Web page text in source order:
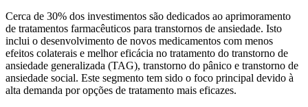
Cerca de 30% dos investimentos são dedicados ao aprimoramento
de tratamentos farmacêuticos para transtornos de ansiedade. Isto
inclui o desenvolvimento de novos medicamentos com menos
efeitos colaterais e melhor eficácia no tratamento do transtorno de
ansiedade generalizada (TAG), transtorno do pânico e transtorno de
ansiedade social. Este segmento tem sido o foco principal devido à
alta demanda por opções de tratamento mais eficazes.